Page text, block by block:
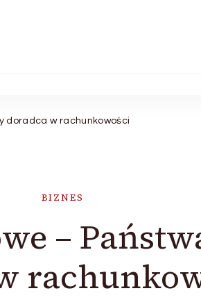
doradca w rachunkowości
BIZNES
–